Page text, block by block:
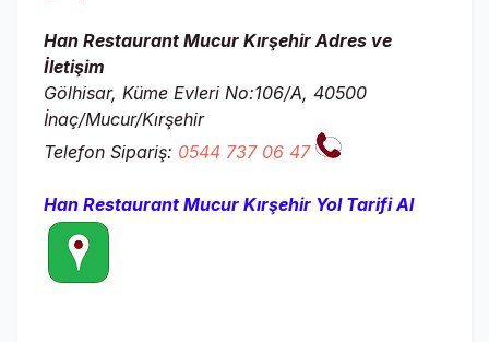
Han Restaurant Mucur Kırşehir Adres ve
İletişim
Gölhisar, Küme Evleri No:106/A, 40500
İnaç/Mucur/Kırşehir
Telefon Sipariş: 0544 737 06 47
Han Restaurant Mucur Kırşehir Yol Tarifi Al